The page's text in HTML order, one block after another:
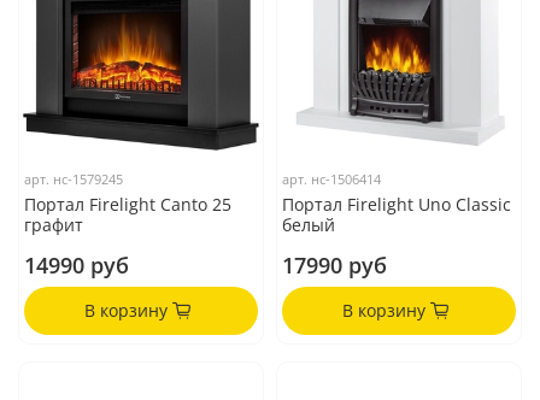
арт. нс-1579245
Портал Firelight Canto 25
графит
14990 руб
В корзину
арт. нс-1506414
Портал Firelight Uno Classic
белый
17990 руб
В корзину